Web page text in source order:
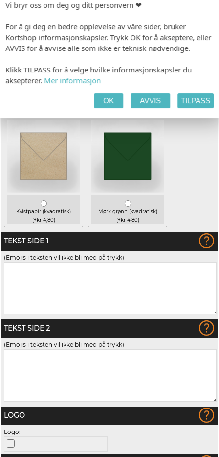
Julerød (kvadratisk)
(+kr 4,80)
Kvistpapir (kvadratisk)
(+kr 4,80)
Mørk grønn (kvadratisk)
(+kr 4,80)
TEKST SIDE 1
(Emojis i teksten vil ikke bli med på trykk)
TEKST SIDE 2
(Emojis i teksten vil ikke bli med på trykk)
LOGO
Logo:
Vi bryr oss om deg og ditt personvern ❤
For å gi deg en bedre opplevelse av våre sider, bruker
Kortshop informasjonskapsler. Trykk OK for å akseptere, eller
AVVIS for å avvise alle som ikke er teknisk nødvendige.
Klikk TILPASS for å velge hvilke informasjonskapsler du
aksepterer. Mer informasjon
OK AVVIS TILPASS